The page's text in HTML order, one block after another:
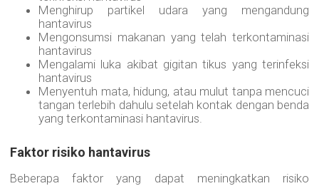
Menghirup partikel udara yang mengandung
hantavirus
Mengonsumsi makanan yang telah terkontaminasi
hantavirus
Mengalami luka akibat gigitan tikus yang terinfeksi
hantavirus
Menyentuh mata, hidung, atau mulut tanpa mencuci
tangan terlebih dahulu setelah kontak dengan benda
yang terkontaminasi hantavirus.
Faktor risiko hantavirus
Beberapa faktor yang dapat meningkatkan risiko